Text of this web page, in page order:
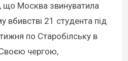
що Москва звинуватила
вбивстві 21 студента під
по Старобілську в
Своєю чергою,